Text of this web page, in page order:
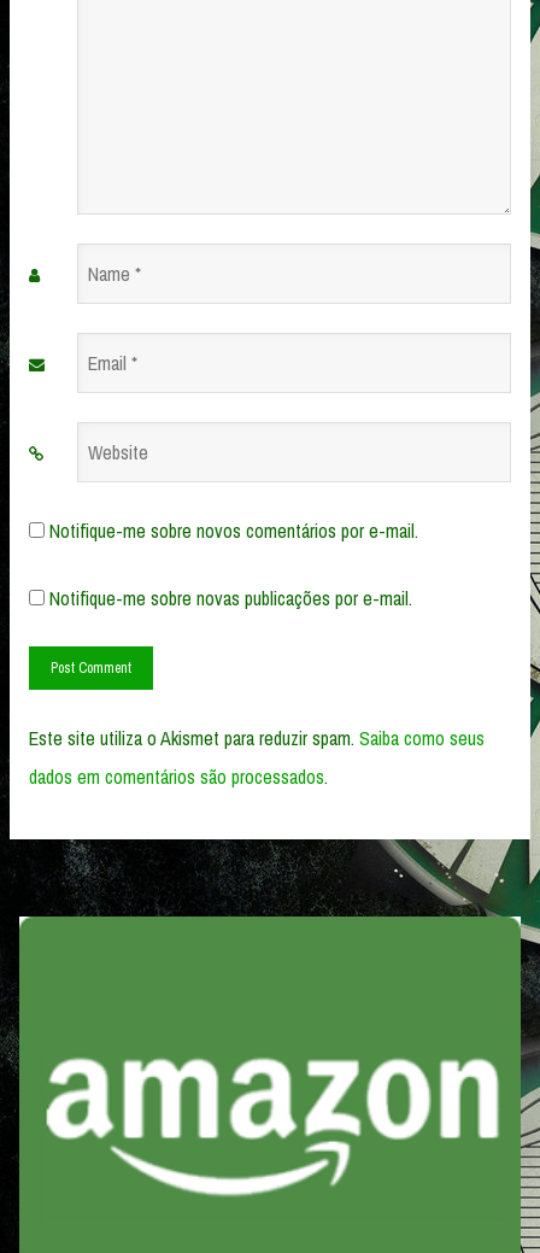
Name
Email
Website
Notifique-me sobre novos comentários por e-mail.
Notifique-me sobre novas publicações por e-mail.
Este site utiliza o Akismet para reduzir spam.Saiba como seus
dados em comentários são processados.